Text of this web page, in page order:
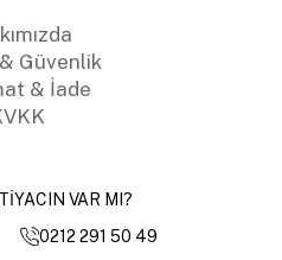
Güvenlik
& İade
VAR MI?
0212 291 50 49